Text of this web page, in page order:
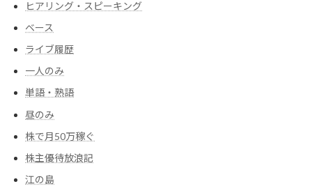
ヒアリング・スピーキング
ベース
ライブ履歴
一人のみ
単語・熟語
昼のみ
株で月50万稼ぐ
株主優待放浪記
江の島